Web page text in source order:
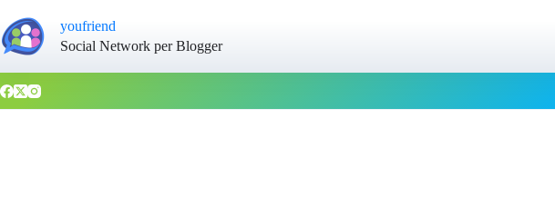
youfriend
Social Network per Blogger